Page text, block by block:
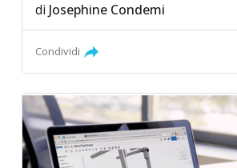
di Josephine Condemi
Condividi